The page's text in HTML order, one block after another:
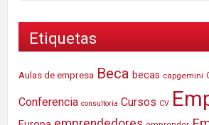
Etiquetas
Aulas de empresa Beca becas capgemini
Conferencia consultoria Cursos CV